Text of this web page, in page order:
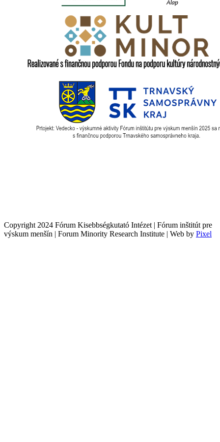
Copyright 2024 Fórum Kisebbségkutató Intézet | Fórum inštitút pre
výskum menšín | Forum Minority Research Institute | Web by Pixel